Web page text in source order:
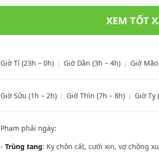
XEM TỐT
Giờ Tí (23h – 0h) ; Giờ Dần (3h – 4h) ; Giờ
Giờ Sửu (1h – 2h) ; Giờ Thìn (7h – 8h) ; Giờ Tỵ
Phạm phải ngày:
- Trùng tang: Kỵ chôn cất, cưới xin, vợ chồng